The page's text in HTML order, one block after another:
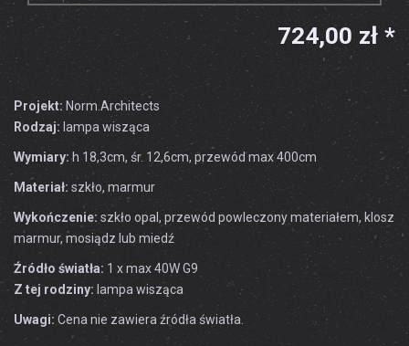
724,00 zł *
Projekt: Norm.Architects
Rodzaj: lampa wisząca
Wymiary:h 18,3cm, śr. 12,6cm, przewód max 400cm
Materiał:szkło, marmur
Wykończenie: szkło opal, przewód powleczony materiałem, klosz
marmur, mosiądz lub miedź
Źródło światła: 1 x max 40W G9
Z tej rodziny: lampa wisząca
Uwagi: Cena nie zawiera źródła światła.